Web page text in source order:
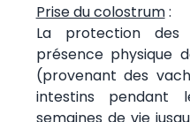
Prise du colostrum:
La protection
présence physique
(provenant des
intestins
semaines de vie